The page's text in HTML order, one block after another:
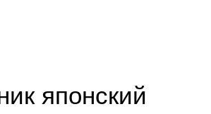
японский